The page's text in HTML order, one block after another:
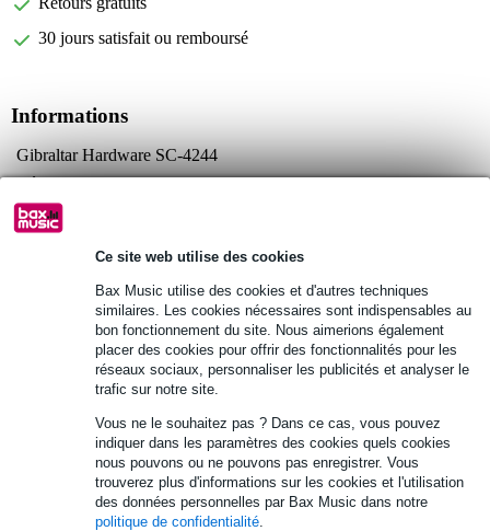
Ce site web utilise des cookies
Bax Music utilise des cookies et d'autres techniques
similaires. Les cookies nécessaires sont indispensables au
bon fonctionnement du site. Nous aimerions également
placer des cookies pour offrir des fonctionnalités pour les
réseaux sociaux, personnaliser les publicités et analyser le
trafic sur notre site.
Vous ne le souhaitez pas ? Dans ce cas, vous pouvez
indiquer dans les paramètres des cookies quels cookies
nous pouvons ou ne pouvons pas enregistrer. Vous
trouverez plus d'informations sur les cookies et l'utilisation
des données personnelles par Bax Music dans notre
politique de confidentialité.
30 jours satisfait ou remboursé
Informations
Gibraltar Hardware SC-4244
clé de batterie 1/4"
facile à utilisation
Afficher toutes les caractéristiques du produit
Autres variantes (2)